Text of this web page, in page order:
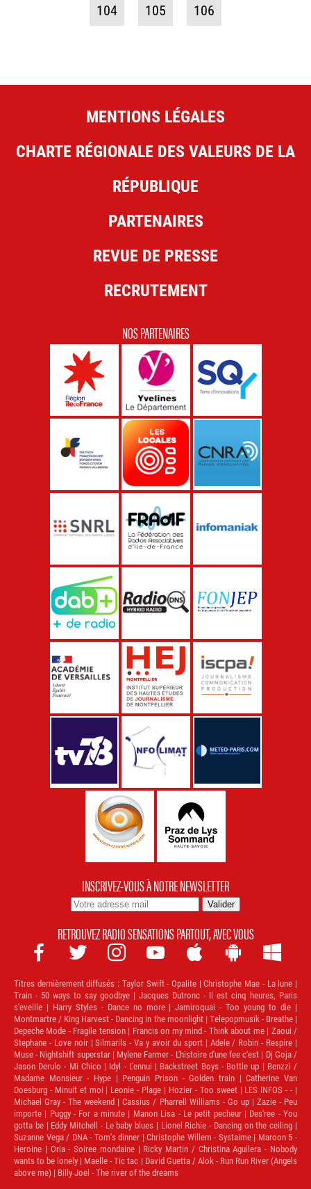
104 105 106
MENTIONS LÉGALES
CHARTE RÉGIONALE DES VALEURS DE LA
RÉPUBLIQUE
PARTENAIRES
REVUE DE PRESSE
RECRUTEMENT
NOS PARTENAIRES
INSCRIVEZ-VOUS À NOTRE NEWSLETTER
RETROUVEZ RADIO SENSATIONS PARTOUT, AVEC VOUS
      
Titres dernièrement diffusés : Taylor Swift - Opalite | Christophe Mae - La lune |
Train - 50 ways to say goodbye | Jacques Dutronc - Il est cinq heures, Paris
s'eveille | Harry Styles - Dance no more | Jamiroquai - Too young to die |
Montmartre / King Harvest - Dancing in the moonlight | Telepopmusik - Breathe |
Depeche Mode - Fragile tension | Francis on my mind - Think about me | Zaoui /
Stephane - Love noir | Silmarils - Va y avoir du sport | Adele / Robin - Respire |
Muse - Nightshift superstar | Mylene Farmer - L'histoire d'une fee c'est | Dj Goja /
Jason Derulo - Mi Chico | Idyl - L'ennui | Backstreet Boys - Bottle up | Benzzi /
Madame Monsieur - Hype | Penguin Prison - Golden train | Catherine Van
Doesburg - Minuit et moi | Leonie - Plage | Hozier - Too sweet | LES INFOS - - |
Michael Gray - The weekend | Cassius / Pharrell Williams - Go up | Zazie - Peu
importe | Puggy - For a minute | Manon Lisa - Le petit pecheur | Des'ree - You
gotta be | Eddy Mitchell - Le baby blues | Lionel Richie - Dancing on the ceiling |
Suzanne Vega / DNA - Tom's dinner | Christophe Willem - Systaime | Maroon 5 -
Heroine | Oria - Soiree mondaine | Ricky Martin / Christina Aguilera - Nobody
wants to be lonely | Maelle - Tic tac | David Guetta / Alok - Run Run River (Angels
above me) | Billy Joel - The river of the dreams